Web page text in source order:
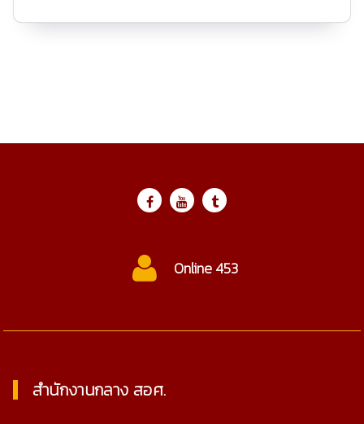
Online 453
สำนักงานกลาง สอศ.